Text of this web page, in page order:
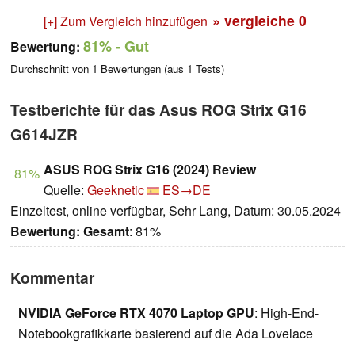
[+] Zum Vergleich hinzufügen » vergleiche 0
Bewertung: 81%- Gut
Durchschnitt von 1 Bewertungen (aus 1 Tests)
Testberichte für das Asus ROG Strix G16
G614JZR
81% ASUS ROG Strix G16 (2024) Review
Quelle: Geeknetic
ES→DE
Einzeltest, online verfügbar, Sehr Lang, Datum: 30.05.2024
Bewertung: Gesamt: 81%
Kommentar
NVIDIA GeForce RTX 4070 Laptop GPU: High-End-
Notebookgrafikkarte basierend auf die Ada Lovelace